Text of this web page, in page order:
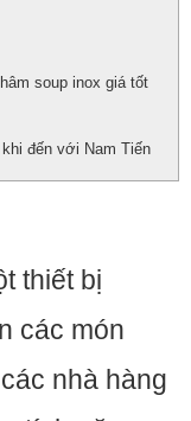
soup inox giá tốt
đến với Nam Tiến
thiết bị
các món
nhà hàng